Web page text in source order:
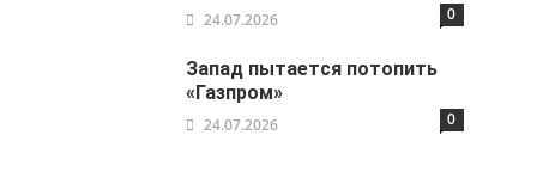
24.07.2026 0
Запад пытается потопить
«Газпром»
24.07.2026 0